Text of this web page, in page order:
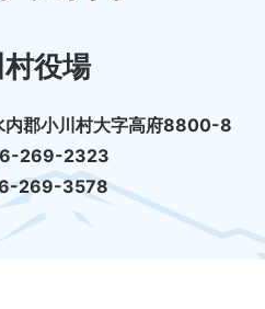
役場
郡小川村大字高府8800-8
269-2323
269-3578